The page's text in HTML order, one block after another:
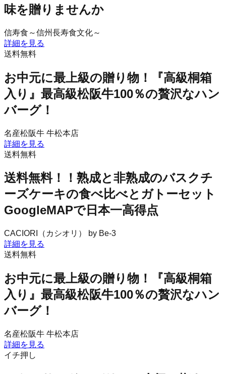
味を贈りませんか
信寿食～信州長寿食文化～
詳細を見る
送料無料
お中元に最上級の贈り物！『高級桐箱
入り』最高級松阪牛100％の贅沢なハン
バーグ！
名産松阪牛 牛松本店
詳細を見る
送料無料
送料無料！！熟成と非熟成のバスクチ
ーズケーキの食べ比べとガトーセット
GoogleMAPで日本一高得点
CACIORI（カシオリ） by Be-3
詳細を見る
送料無料
お中元に最上級の贈り物！『高級桐箱
入り』最高級松阪牛100％の贅沢なハン
バーグ！
名産松阪牛 牛松本店
詳細を見る
イチ押し